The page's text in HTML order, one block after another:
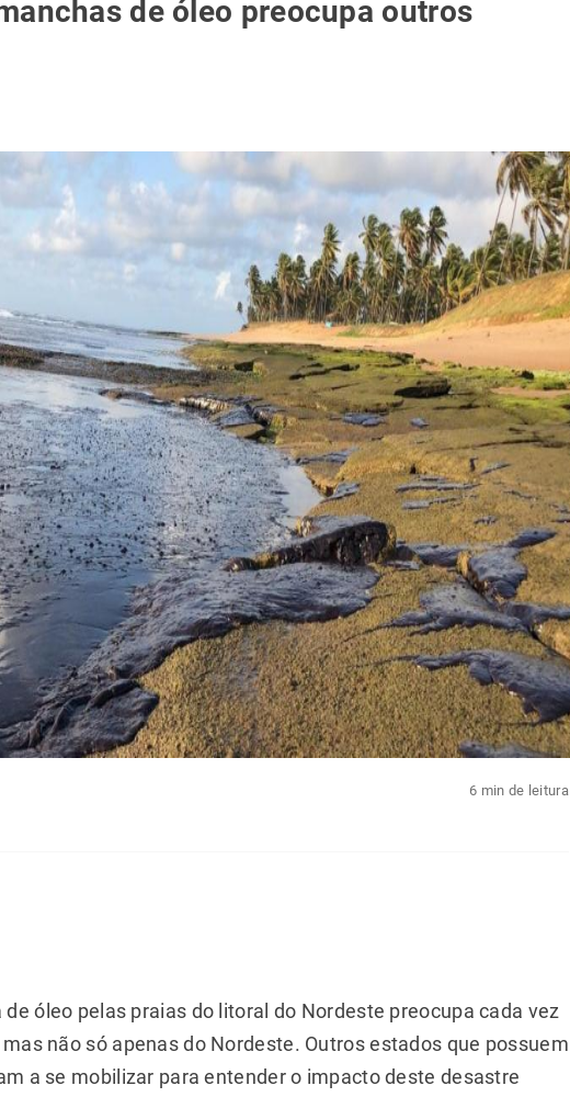
de óleo preocupa outros
6 min de leitura
óleo pelas praias do litoral do Nordeste preocupa cada vez
não só apenas do Nordeste. Outros estados que possuem
a se mobilizar para entender o impacto deste desastre